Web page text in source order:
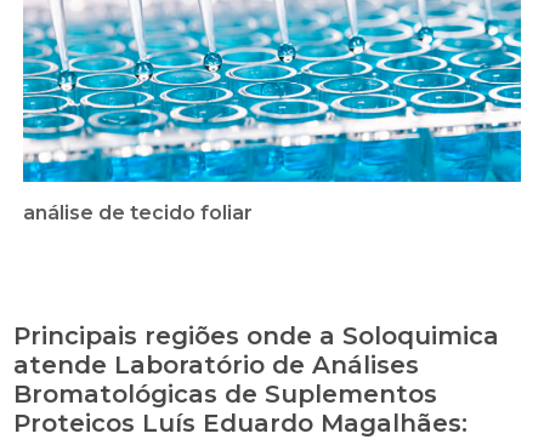
análise de tecido foliar
Principais regiões onde a Soloquimica
atende Laboratório de Análises
Bromatológicas de Suplementos
Proteicos Luís Eduardo Magalhães: